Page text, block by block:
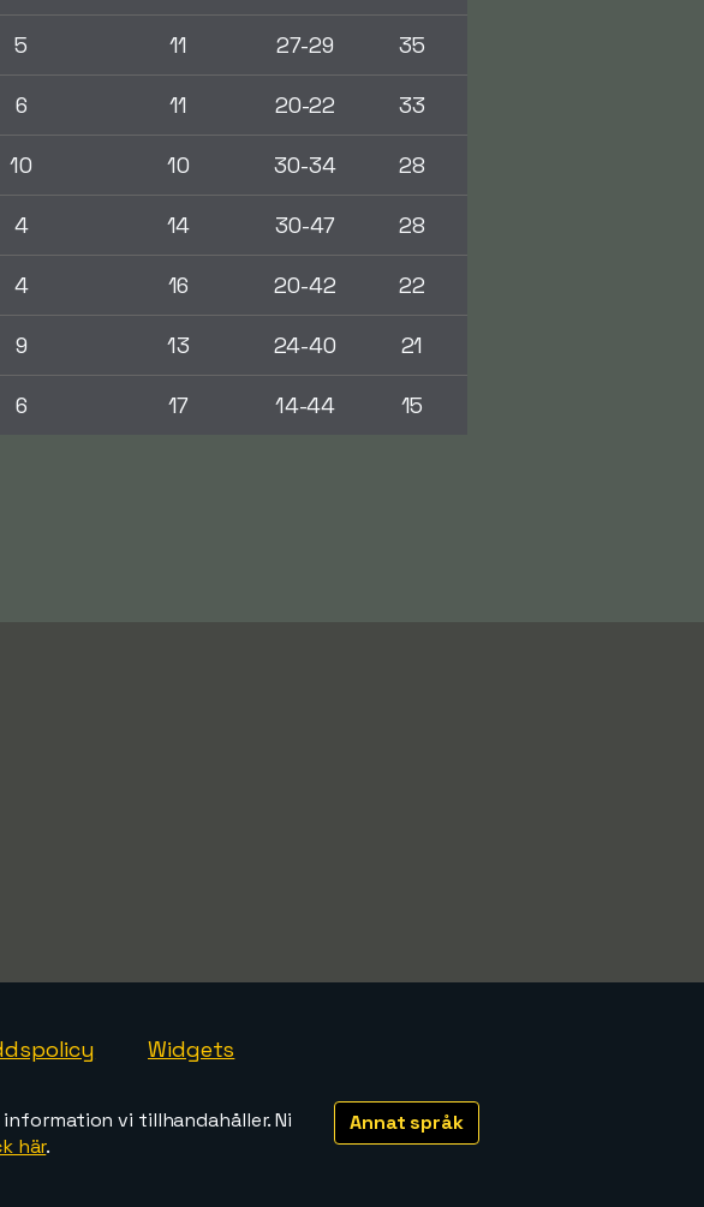
5 11 27-29 35
6 11 20-22 33
10 10 30-34 28
4 14 30-47 28
4 16 20-42 22
9 13 24-40 21
6 17 14-44 15
Widgets
Annat språk
vi tillhandahåller. Ni
här.